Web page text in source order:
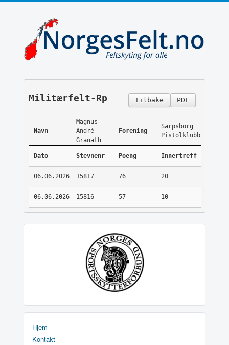
PDF
Tilbake
Militærfelt-Rp
Navn
Magnus
André
Granath
Forening
Sarpsborg
Pistolklubb
Dato Stevnenr Poeng Innertreff
06.06.2026 15817 76 20
06.06.2026 15816 57 10
Hjem
Kontakt